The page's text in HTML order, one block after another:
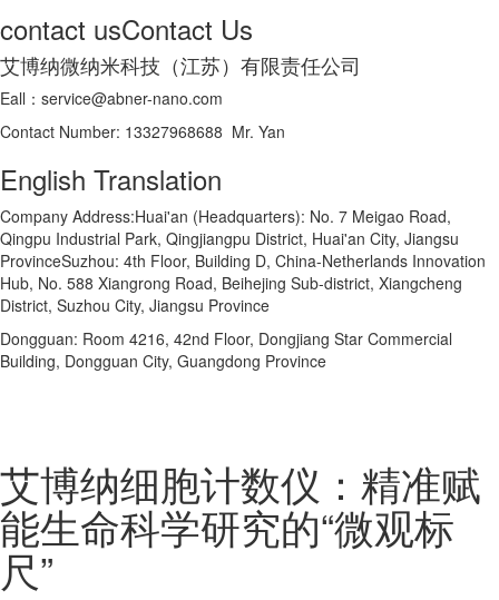
contact usContact Us
艾博纳微纳米科技（江苏）有限责任公司
Eall：service@abner-nano.com
Contact Number: 13327968688 Mr. Yan
English Translation
Company Address:Huai'an (Headquarters): No. 7 Meigao Road,
Qingpu Industrial Park, Qingjiangpu District, Huai'an City, Jiangsu
ProvinceSuzhou: 4th Floor, Building D, China-Netherlands Innovation
Hub, No. 588 Xiangrong Road, Beihejing Sub-district, Xiangcheng
District, Suzhou City, Jiangsu Province
Dongguan: Room 4216, 42nd Floor, Dongjiang Star Commercial
Building, Dongguan City, Guangdong Province
艾博纳细胞计数仪：精准赋
能生命科学研究的“微观标
尺”